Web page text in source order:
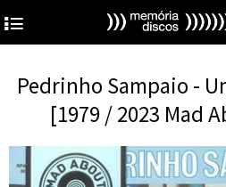
4
Pedrinho Sampaio -
[1979 / 2023 Mad